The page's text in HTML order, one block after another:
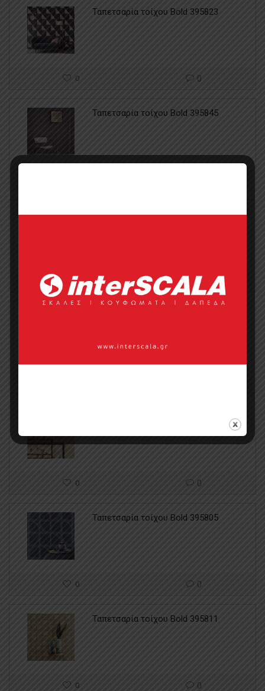
Ταπετσαρία τοίχου Bold 395823
0 0
Ταπετσαρία τοίχου Bold 395845
Ταπετσαρία τοίχου Bold 395812
0 0
0 0
Ταπετσαρία τοίχου Bold 395805
0 0
Ταπετσαρία τοίχου Bold 395811
0 0